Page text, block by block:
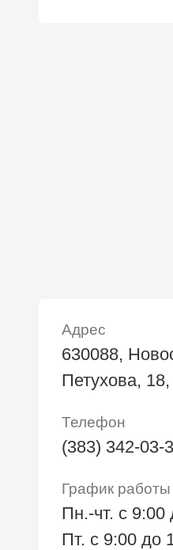
Адрес
630088,
Петухова,
Телефон
(383) 342-03-
График работы
Пн.-чт. с 9:00
Пт. с 9:00 до